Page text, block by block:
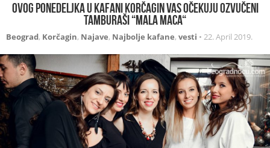
Ovog ponedeljka u kafani Korčagin vas očekuju Ozvučeni
Tamburaši “Mala Maca“
Beograd, Korčagin, Najave, Najbolje kafane, vesti • 22. April 2019.